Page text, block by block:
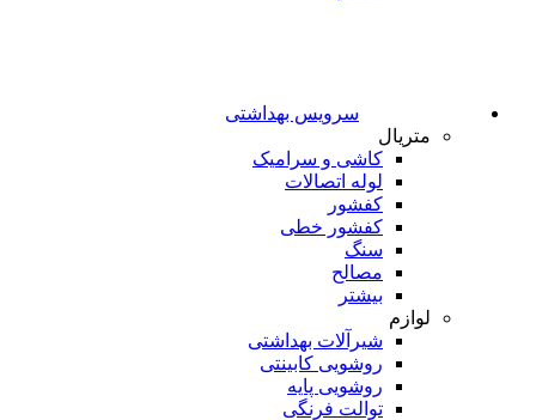
سرویس بهداشتی
متریال
کاشی و سرامیک
لوله اتصالات
کفشور
کفشور خطی
سنگ
مصالح
بیشتر
لوازم
شیرآلات بهداشتی
روشویی کابینتی
روشویی پایه
توالت فرنگی